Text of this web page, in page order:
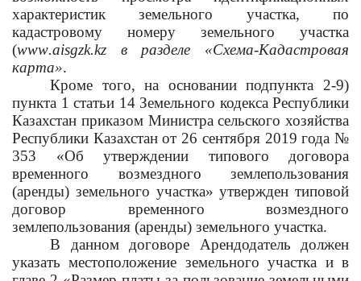
характеристик земельного участка, по
кадастровому номеру земельного участка
(www.aisgzk.kz в разделе «Схема-Кадастровая
карта».
Кроме того, на основании подпункта 2-9)
пункта 1 статьи 14 Земельного кодекса Республики
Казахстан приказом Министра сельского хозяйства
Республики Казахстан от 26 сентября 2019 года №
353 «Об утверждении типового договора
временного возмездного землепользования
(аренды) земельного участка» утвержден типовой
договор временного возмездного
землепользования (аренды) земельного участка.
В данном договоре Арендодатель должен
указать местоположение земельного участка и в